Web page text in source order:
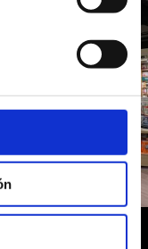
City